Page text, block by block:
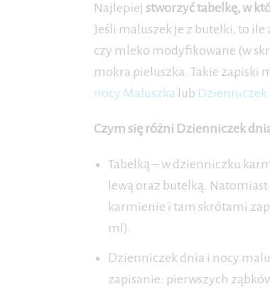
Najlepiej stworzyć tabelkę, w
Jeśli maluszek je z butelki, to ile
czy mleko modyfikowane (w
mokra pieluszka. Takie zapiski
nocy Maluszka lub
Czym się różni Dzienniczek
Tabelką – w dzienniczku
lewą oraz butelką.
karmienie i tam skrótami
ml).
Dzienniczek dnia i nocy
zapisanie: pierwszych